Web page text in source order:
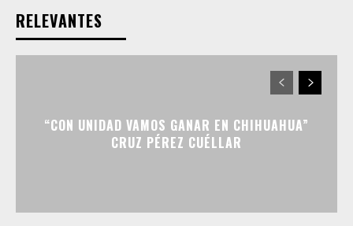
RELEVANTES
“CON UNIDAD VAMOS GANAR EN CHIHUAHUA”
CRUZ PÉREZ CUÉLLAR